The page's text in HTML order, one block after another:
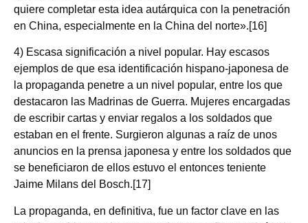
quiere completar esta idea autárquica con la penetración
en China, especialmente en la China del norte».[16]
4) Escasa significación a nivel popular. Hay escasos
ejemplos de que esa identificación hispano-japonesa de
la propaganda penetre a un nivel popular, entre los que
destacaron las Madrinas de Guerra. Mujeres encargadas
de escribir cartas y enviar regalos a los soldados que
estaban en el frente. Surgieron algunas a raíz de unos
anuncios en la prensa japonesa y entre los soldados que
se beneficiaron de ellos estuvo el entonces teniente
Jaime Milans del Bosch.[17]
La propaganda, en definitiva, fue un factor clave en las